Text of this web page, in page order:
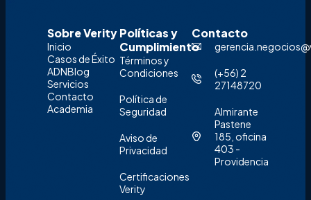
Sobre Verity
Inicio
Casos de Éxito
ADNBlog
Servicios
Contacto
Academia
Políticas y
Cumplimiento
Términos y
Condiciones
Política de
Seguridad
Aviso de
Privacidad
Certificaciones
Verity
Contacto
‪(+56) 2
27148720‬
Almirante
Pastene
185, oficina
403 -
Providencia